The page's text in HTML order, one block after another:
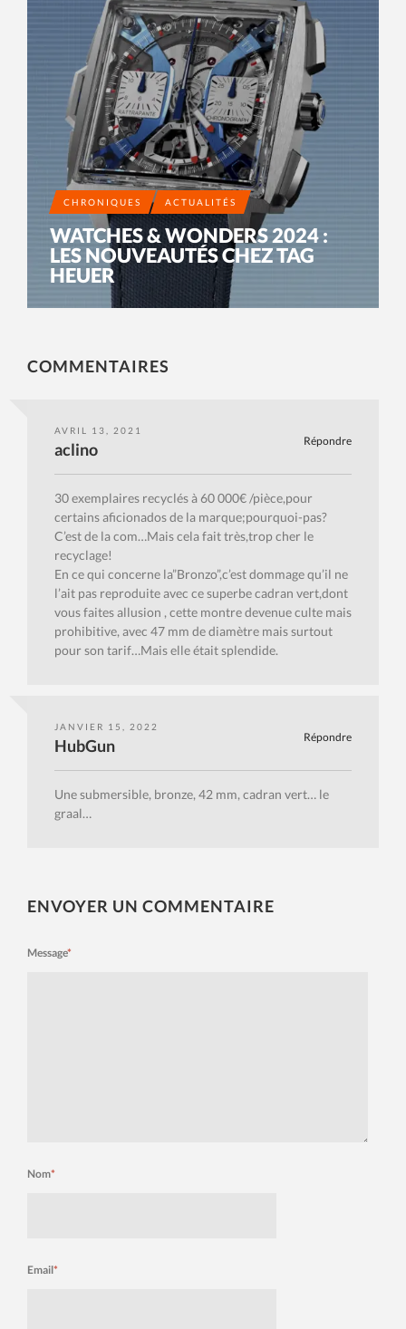
CHRONIQUES ACTUALITÉS
WATCHES & WONDERS 2024 :
LES NOUVEAUTÉS CHEZ TAG
HEUER
COMMENTAIRES
AVRIL 13, 2021
Répondre
aclino
30 exemplaires recyclés à 60 000€ /pièce,pour
certains aficionados de la marque;pourquoi-pas?
C’est de la com…Mais cela fait très,trop cher le
recyclage!
En ce qui concerne la”Bronzo”,c’est dommage qu’il ne
l’ait pas reproduite avec ce superbe cadran vert,dont
vous faites allusion , cette montre devenue culte mais
prohibitive, avec 47 mm de diamètre mais surtout
pour son tarif…Mais elle était splendide.
JANVIER 15, 2022
Répondre
HubGun
Une submersible, bronze, 42 mm, cadran vert… le
graal…
ENVOYER UN COMMENTAIRE
Message*
Nom*
Email*